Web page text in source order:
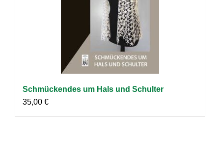
Schmückendes um Hals und Schulter
35,00 €